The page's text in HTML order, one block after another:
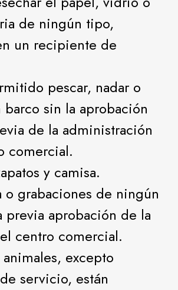
de ningún tipo,
un recipiente de
pescar, nadar o
barco sin la aprobación
de la administración
comercial.
y camisa.
o grabaciones de ningún
previa aprobación de la
centro comercial.
excepto
servicio, están